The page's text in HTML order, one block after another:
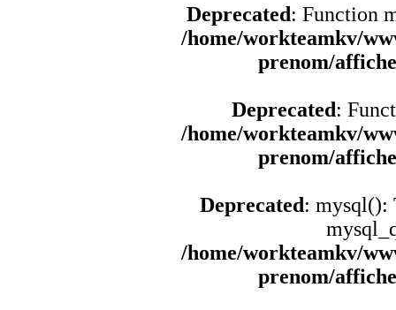
Deprecated: Function
/home/workteamkv/
prenom/
Deprecated:
/home/workteamkv/
prenom/
Deprecated: mysql():
/home/workteamkv/
prenom/